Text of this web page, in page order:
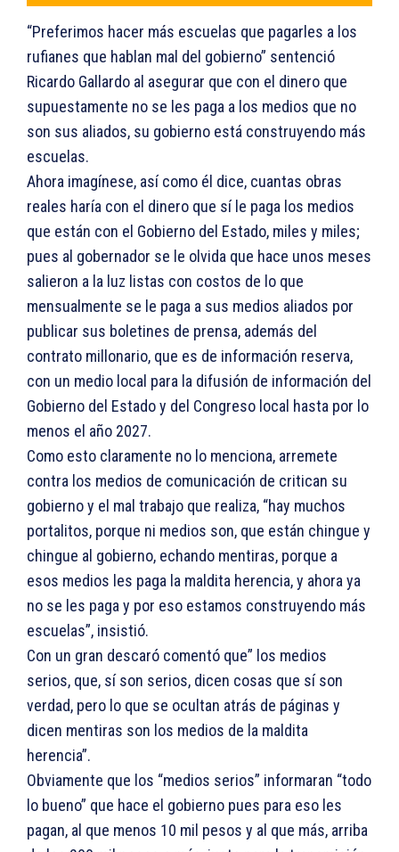
“Preferimos hacer más escuelas que pagarles a los
rufianes que hablan mal del gobierno” sentenció
Ricardo Gallardo al asegurar que con el dinero que
supuestamente no se les paga a los medios que no
son sus aliados, su gobierno está construyendo más
escuelas.
Ahora imagínese, así como él dice, cuantas obras
reales haría con el dinero que sí le paga los medios
que están con el Gobierno del Estado, miles y miles;
pues al gobernador se le olvida que hace unos meses
salieron a la luz listas con costos de lo que
mensualmente se le paga a sus medios aliados por
publicar sus boletines de prensa, además del
contrato millonario, que es de información reserva,
con un medio local para la difusión de información del
Gobierno del Estado y del Congreso local hasta por lo
menos el año 2027.
Como esto claramente no lo menciona, arremete
contra los medios de comunicación de critican su
gobierno y el mal trabajo que realiza, “hay muchos
portalitos, porque ni medios son, que están chingue y
chingue al gobierno, echando mentiras, porque a
esos medios les paga la maldita herencia, y ahora ya
no se les paga y por eso estamos construyendo más
escuelas”, insistió.
Con un gran descaró comentó que” los medios
serios, que, sí son serios, dicen cosas que sí son
verdad, pero lo que se ocultan atrás de páginas y
dicen mentiras son los medios de la maldita
herencia”.
Obviamente que los “medios serios” informaran “todo
lo bueno” que hace el gobierno pues para eso les
pagan, al que menos 10 mil pesos y al que más, arriba